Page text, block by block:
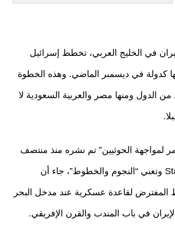
في الخليج العربي، تخطط إسرائيل
كدولة في ديسمبر الماضي. وهذه الخطوة
الدول ومنها مصر والعربية السعودية لا
لمواجهة الحوثيين” تم نشره منذ منتصف
الأسبوع الجاري في الجريدة الرقمية العسكرية “Stars and Stripes وتعني “النجوم والخطوط”، جاء أن
المفترض لقاعدة عسكرية عند مدخل البحر
في باب المندب والقرن الإفريقي.